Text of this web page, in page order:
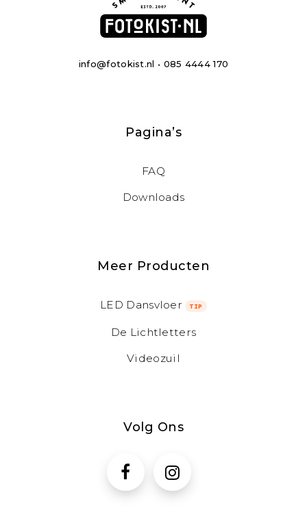
info@fotokist.nl • 085 4444 170
Pagina’s
FAQ
Downloads
Meer Producten
LED Dansvloer TIP
De Lichtletters
Videozuil
Volg Ons